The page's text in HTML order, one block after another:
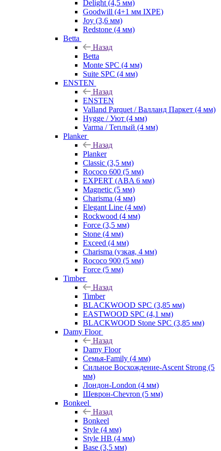
Delight (4,5 мм)
Goodwill (4+1 мм IXPE)
Joy (3,6 мм)
Redstone (4 мм)
Betta
Назад
Betta
Monte SPC (4 мм)
Suite SPC (4 мм)
ENSTEN
Назад
ENSTEN
Valland Parquet / Валланд Паркет (4 мм)
Hygge / Уют (4 мм)
Varma / Теплый (4 мм)
Planker
Назад
Planker
Classic (3,5 мм)
Rococo 600 (5 мм)
EXPERT (ABA 6 мм)
Magnetic (5 мм)
Charisma (4 мм)
Elegant Line (4 мм)
Rockwood (4 мм)
Force (3,5 мм)
Stone (4 мм)
Exceed (4 мм)
Charisma (узкая, 4 мм)
Rococo 900 (5 мм)
Force (5 мм)
Timber
Назад
Timber
BLACKWOOD SPC (3,85 мм)
EASTWOOD SPC (4,1 мм)
BLACKWOOD Stone SPC (3,85 мм)
Damy Floor
Назад
Damy Floor
Семья-Family (4 мм)
Сильное Восхождение-Ascent Strong (5
мм)
Лондон-London (4 мм)
Шеврон-Chevron (5 мм)
Bonkeel
Назад
Bonkeel
Style (4 мм)
Style HB (4 мм)
Base (3,5 мм)